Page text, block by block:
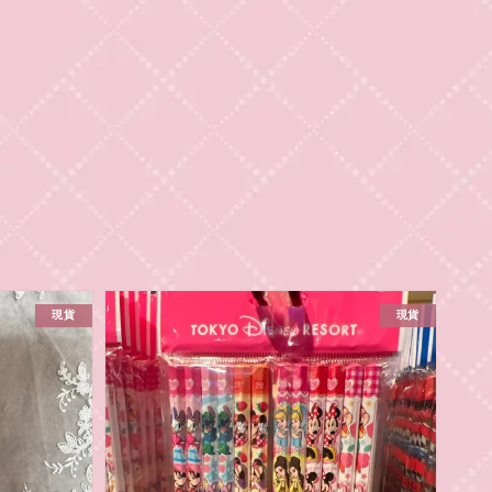
現貨 現貨